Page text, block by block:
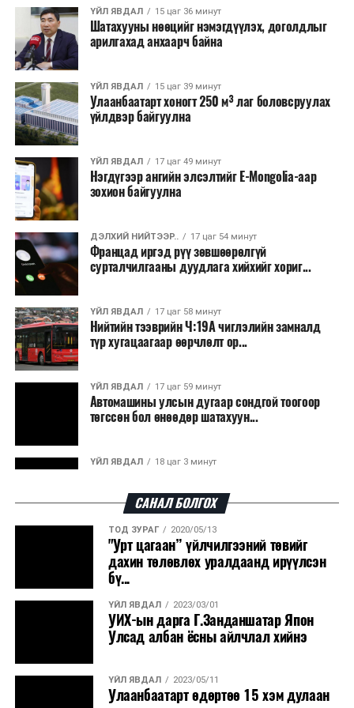
хэлбэрээр хэрэгжүүлэхээр тусгажээ.
Лаг хатаах, шатаах технологи нь бохир ус цэвэрлэх
байгууламжаас гардаг лагийг байгаль орчинд аюулгүй
аргаар боловсруулж, эзлэхүүнийг эрс бууруулах
зориулалттай. Лагийг өндөр температурт шатааснаар
эзлэхүүн нь 90 хүртэл хувиар буурч, бактери, вирус
болон бусад өвчин үүсгэгч бичил биетнийг устгах
боломжтой.
Түүнчлэн шаталтын явцад үүсэх дулааныг цахилгаан
болон дулааны эрчим хүч үйлдвэрлэхэд ашиглаж
болдог. Зарим технологийн хувьд шаталтын дараа
үлдэх үнснээс фосфор зэрэг ашигт эрдсийг сэргээн
авах боломжтой аж.
Япон, Герман, Швейцар, Нидерланд, Өмнөд Солонгос
зэрэг улс лаг хатаах, шатаах технологийг ашиглаж
байна. Тухайлбал, Германд лаг шатаах үйлдвэрээс
гарсан үнснээс фосфор сэргээн авах технологи
ашигладаг бол Нидерландад төвлөрсөн лаг
боловсруулах үйлдвэрүүдээр дулаан, цахилгаан
эрчим хүч үйлдвэрлэдэг.
Ийнхүү лаг хатаах, шатаах технологийг лагийн
үйлдвэрлэх, нөөцийг дахин ашиглах чиглэлээр олон
улсад өргөн ашиглаж байна.
ҮЙЛ ЯВДАЛ 15 цаг 36 минут
Шатахууны нөөцийг нэмэгдүүлэх, доголдлыг
арилгахад анхаарч байна
ҮЙЛ ЯВДАЛ 15 цаг 39 минут
Улаанбаатарт хоногт 250 м³ лаг боловсруулах
үйлдвэр байгуулна
ҮЙЛ ЯВДАЛ 17 цаг 49 минут
Нэгдүгээр ангийн элсэлтийг E-Mongolia-аар
зохион байгуулна
ДЭЛХИЙ НИЙТЭЭР.. 17 цаг 54 минут
Францад иргэд рүү зөвшөөрөлгүй
сурталчилгааны дуудлага хийхийг хориг...
ҮЙЛ ЯВДАЛ 17 цаг 58 минут
Нийтийн тээврийн Ч:19А чиглэлийн замналд
түр хугацаагаар өөрчлөлт ор...
ҮЙЛ ЯВДАЛ 17 цаг 59 минут
Автомашины улсын дугаар сондгой тоогоор
төгссөн бол өнөөдөр шатахуун...
ҮЙЛ ЯВДАЛ 18 цаг 3 минут
ДЭЛХИЙ НИЙТЭЭР..
“Уралдронзавод” компанийн ерөнхий
захирлын автомашиныг дэлбэлжээ...
ҮЙЛ ЯВДАЛ 2026/08/06
Сүхбаатар боомтоор тав хоногт 10 мянга гаруй
тонн АИ-92 автобензин и...
ДЭЛХИЙ НИЙТЭЭР..
Вашингтон мужийн ой хээрийн түймрийг
САНАЛ БОЛГОХ
ТОД ЗУРАГ 2020/05/13
"Урт цагаан” үйлчилгээний төвийг
дахин төлөвлөх уралдаанд ирүүлсэн
бү...
ҮЙЛ ЯВДАЛ 2023/03/01
УИХ-ын дарга Г.Занданшатар Япон
Улсад албан ёсны айлчлал хийнэ
ҮЙЛ ЯВДАЛ 2023/05/11
Улаанбаатарт өдөртөө 15 хэм дулаан